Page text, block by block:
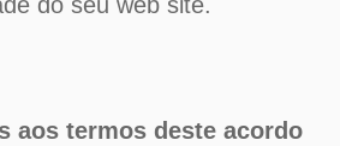
aos termos deste acordo